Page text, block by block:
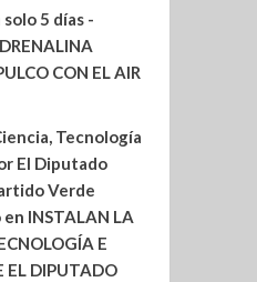
5 días -
CON EL AIR
Tecnología
El Diputado
Verde
en INSTALAN LA
E
EL DIPUTADO